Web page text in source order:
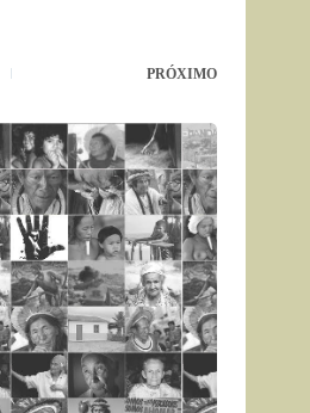
PRÓXIMO